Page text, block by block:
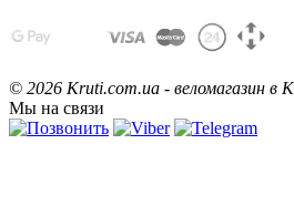
© 2026 Kruti.com.ua - веломагазин в
Мы на связи